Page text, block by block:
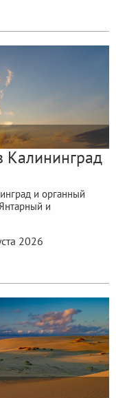
Калининград
и органный
и
2026